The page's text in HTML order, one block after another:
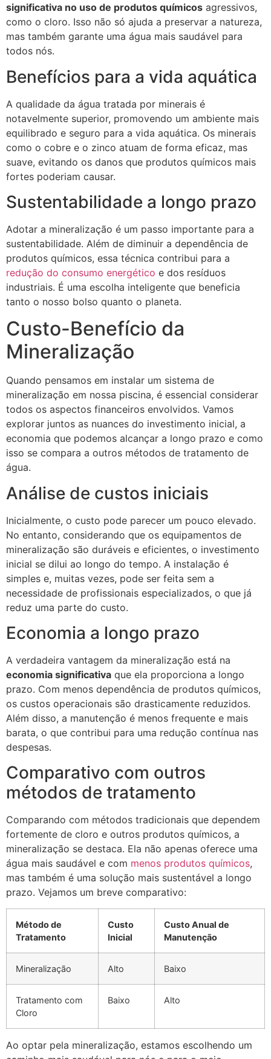
significativa no uso de produtos químicos agressivos,
como o cloro. Isso não só ajuda a preservar a natureza,
mas também garante uma água mais saudável para
todos nós.
Benefícios para a vida aquática
A qualidade da água tratada por minerais é
notavelmente superior, promovendo um ambiente mais
equilibrado e seguro para a vida aquática. Os minerais
como o cobre e o zinco atuam de forma eficaz, mas
suave, evitando os danos que produtos químicos mais
fortes poderiam causar.
Sustentabilidade a longo prazo
Adotar a mineralização é um passo importante para a
sustentabilidade. Além de diminuir a dependência de
produtos químicos, essa técnica contribui para a
redução do consumo energético e dos resíduos
industriais. É uma escolha inteligente que beneficia
tanto o nosso bolso quanto o planeta.
Custo-Benefício da
Mineralização
Quando pensamos em instalar um sistema de
mineralização em nossa piscina, é essencial considerar
todos os aspectos financeiros envolvidos. Vamos
explorar juntos as nuances do investimento inicial, a
economia que podemos alcançar a longo prazo e como
isso se compara a outros métodos de tratamento de
água.
Análise de custos iniciais
Inicialmente, o custo pode parecer um pouco elevado.
No entanto, considerando que os equipamentos de
mineralização são duráveis e eficientes, o investimento
inicial se dilui ao longo do tempo. A instalação é
simples e, muitas vezes, pode ser feita sem a
necessidade de profissionais especializados, o que já
reduz uma parte do custo.
Economia a longo prazo
A verdadeira vantagem da mineralização está na
economia significativa que ela proporciona a longo
prazo. Com menos dependência de produtos químicos,
os custos operacionais são drasticamente reduzidos.
Além disso, a manutenção é menos frequente e mais
barata, o que contribui para uma redução contínua nas
despesas.
Comparativo com outros
métodos de tratamento
Comparando com métodos tradicionais que dependem
fortemente de cloro e outros produtos químicos, a
mineralização se destaca. Ela não apenas oferece uma
água mais saudável e com menos produtos químicos,
mas também é uma solução mais sustentável a longo
prazo. Vejamos um breve comparativo:
Método de
Tratamento
Custo
Inicial
Custo Anual de
Manutenção
Mineralização Alto Baixo
Tratamento com
Cloro
Baixo Alto
Ao optar pela mineralização, estamos escolhendo um